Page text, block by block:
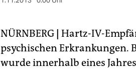
NÜRNBERG | Hartz-IV-
psychischen Erkrankungen.
wurde innerhalb eines